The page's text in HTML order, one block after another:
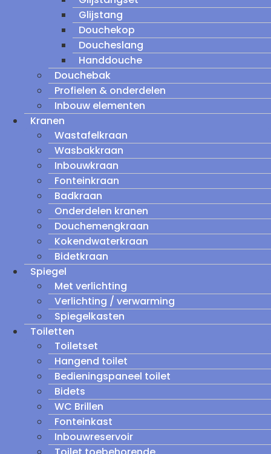
Glijstang
Douchekop
Doucheslang
Handdouche
Douchebak
Profielen & onderdelen
Inbouw elementen
Kranen
Wastafelkraan
Wasbakkraan
Inbouwkraan
Fonteinkraan
Badkraan
Onderdelen kranen
Douchemengkraan
Kokendwaterkraan
Bidetkraan
Spiegel
Met verlichting
Verlichting / verwarming
Spiegelkasten
Toiletten
Toiletset
Hangend toilet
Bedieningspaneel toilet
Bidets
WC Brillen
Fonteinkast
Inbouwreservoir